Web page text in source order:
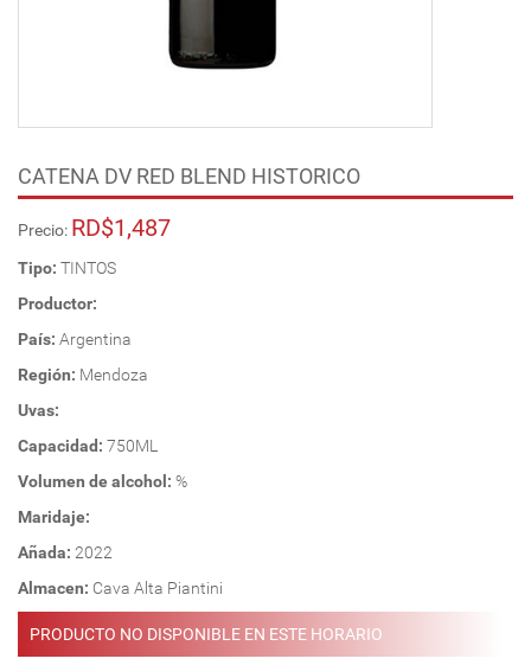
CATENA DV RED BLEND HISTORICO
Precio: RD$1,487
Tipo: TINTOS
Productor:
País: Argentina
Región: Mendoza
Uvas:
Capacidad: 750ML
Volumen de alcohol: %
Maridaje:
Añada: 2022
Almacen: Cava Alta Piantini
PRODUCTO NO DISPONIBLE EN ESTE HORARIO